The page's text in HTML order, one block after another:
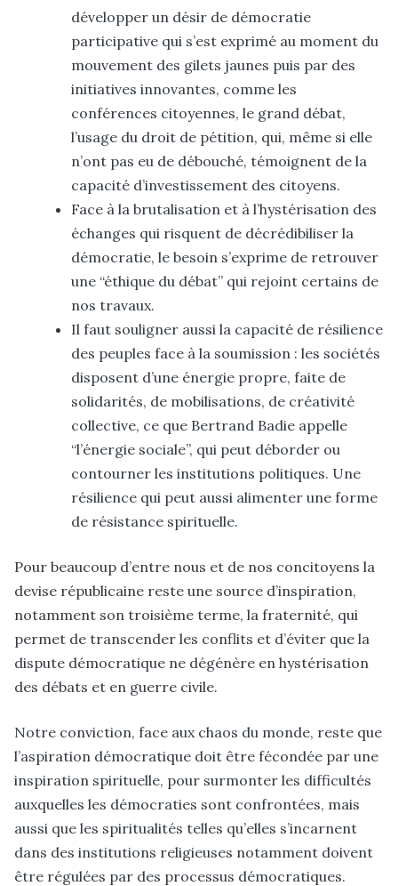
développer un désir de démocratie
participative qui s’est exprimé au moment du
mouvement des gilets jaunes puis par des
initiatives innovantes, comme les
conférences citoyennes, le grand débat,
l’usage du droit de pétition, qui, même si elle
n’ont pas eu de débouché, témoignent de la
capacité d’investissement des citoyens.
Face à la brutalisation et à l’hystérisation des
échanges qui risquent de décrédibiliser la
démocratie, le besoin s’exprime de retrouver
une “éthique du débat” qui rejoint certains de
nos travaux.
Il faut souligner aussi la capacité de résilience
des peuples face à la soumission : les sociétés
disposent d’une énergie propre, faite de
solidarités, de mobilisations, de créativité
collective, ce que Bertrand Badie appelle
“l’énergie sociale”, qui peut déborder ou
contourner les institutions politiques. Une
résilience qui peut aussi alimenter une forme
de résistance spirituelle.
Pour beaucoup d’entre nous et de nos concitoyens la
devise républicaine reste une source d’inspiration,
notamment son troisième terme, la fraternité, qui
permet de transcender les conflits et d’éviter que la
dispute démocratique ne dégénère en hystérisation
des débats et en guerre civile.
Notre conviction, face aux chaos du monde, reste que
l’aspiration démocratique doit être fécondée par une
inspiration spirituelle, pour surmonter les difficultés
auxquelles les démocraties sont confrontées, mais
aussi que les spiritualités telles qu’elles s’incarnent
dans des institutions religieuses notamment doivent
être régulées par des processus démocratiques.